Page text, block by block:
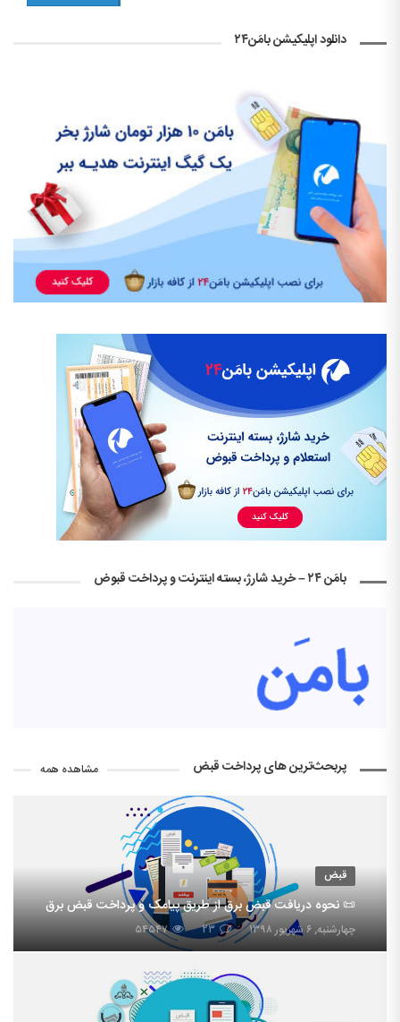
دانلود اپلیکیشن بامَن۲۴
بامَن ۲۴ – خرید شارژ، بسته اینترنت و پرداخت قبوض
پربحث‌ترین های پرداخت قبض مشاهده همه
قبض
📜 نحوه دریافت قبض برق از طریق پیامک و پرداخت قبض برق
چهارشنبه, ۶ شهریور ۱۳۹۸ ۲۳ ۵۴۵۴۷